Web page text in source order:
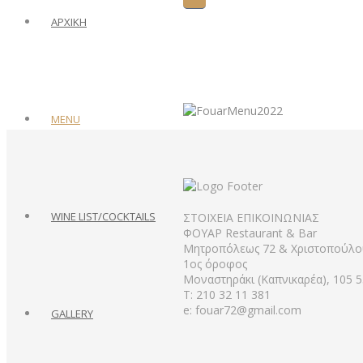
ΑΡΧΙΚΗ
MENU
WINE LIST/COCKTAILS
GALLERY
ΣΤΟΙΧΕΙΑ ΕΠΙΚΟΙΝΩΝΙΑΣ
ΦΟΥΑΡ Restaurant & Bar
Μητροπόλεως 72 &
1ος όροφος
Μοναστηράκι (Καπνικαρέα), 105
Τ: 210 32 11 381
e: fouar72@gmail.com